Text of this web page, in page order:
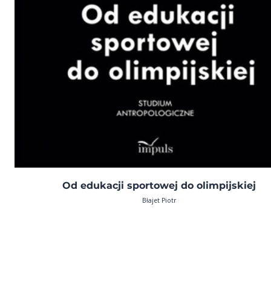
Od edukacji sportowej do olimpijskiej
Błajet Piotr